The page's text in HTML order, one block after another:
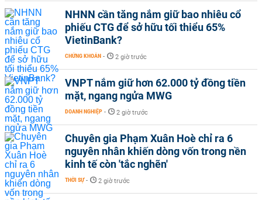
NHNN cần tăng nắm giữ bao nhiêu cổ
phiếu CTG để sở hữu tối thiểu 65%
VietinBank?
CHỨNG KHOÁN - 2 giờ trước
VNPT nắm giữ hơn 62.000 tỷ đồng tiền
mặt, ngang ngửa MWG
DOANH NGHIỆP - 2 giờ trước
Chuyên gia Phạm Xuân Hoè chỉ ra 6
nguyên nhân khiến dòng vốn trong nền
kinh tế còn 'tắc nghẽn'
THỜI SỰ - 2 giờ trước